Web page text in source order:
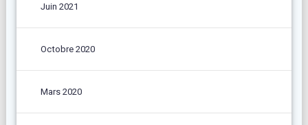
Juin 2021
Octobre 2020
Mars 2020